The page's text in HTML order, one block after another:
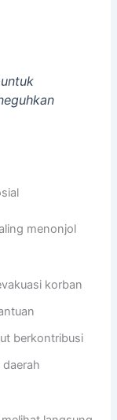
menonjol
korban
berkontribusi